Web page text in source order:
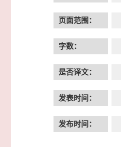
页面范围：
字数：
是否译文：
发表时间：
发布时间：